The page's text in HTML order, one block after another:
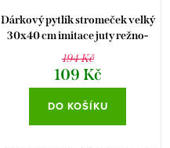
Dárkový pytlík stromeček velký
30x40 cm imitace juty režno-
červená barva
194 Kč
109 Kč
DO KOŠÍKU